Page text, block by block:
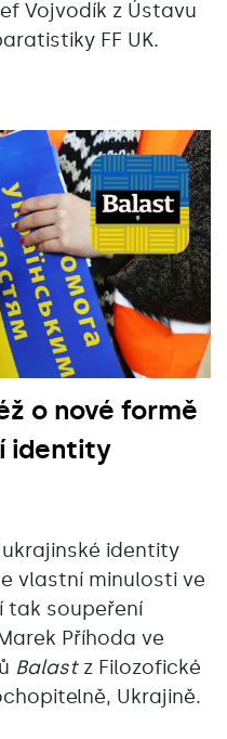
Vojvodík z Ústavu
FF UK.
o nové formě
identity
identity
vlastní minulosti ve
tak soupeření
Příhoda ve
Balastz Filozofické
Ukrajině.